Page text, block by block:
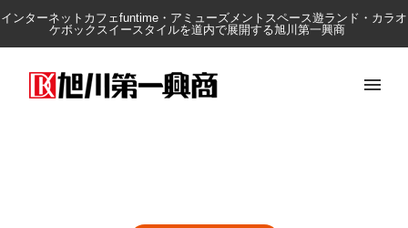
インターネットカフェfuntime・アミューズメントスペース遊ランド・カラオ
ケボックスイースタイルを道内で展開する旭川第一興商